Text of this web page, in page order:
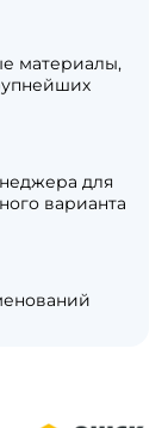
материалы,
для
варианта